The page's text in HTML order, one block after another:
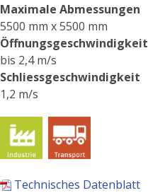
Maximale Abmessungen
5500 mm x 5500 mm
Öffnungsgeschwindigkeit
bis 2,4 m/s
Schliessgeschwindigkeit
1,2 m/s
Technisches Datenblatt